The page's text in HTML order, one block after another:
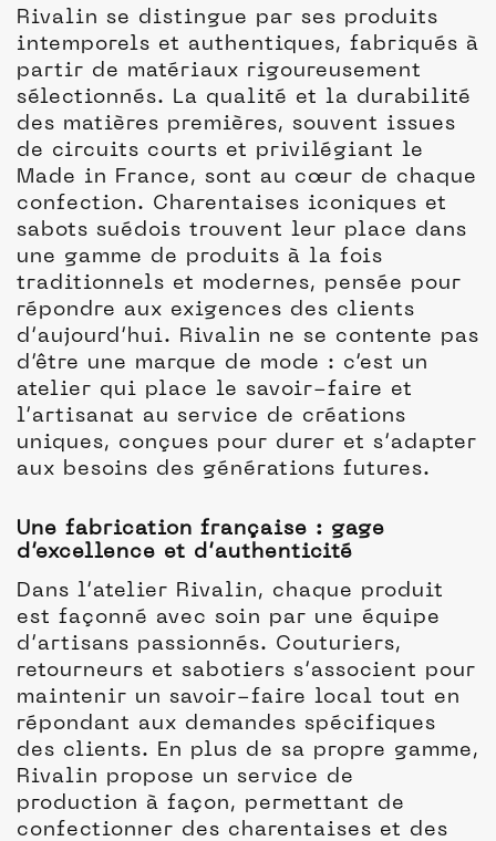
Rivalin se distingue par ses produits
intemporels et authentiques, fabriqués à
partir de matériaux rigoureusement
sélectionnés. La qualité et la durabilité
des matières premières, souvent issues
de circuits courts et privilégiant le
Made in France, sont au cœur de chaque
confection. Charentaises iconiques et
sabots suédois trouvent leur place dans
une gamme de produits à la fois
traditionnels et modernes, pensée pour
répondre aux exigences des clients
d’aujourd’hui. Rivalin ne se contente pas
d’être une marque de mode : c’est un
atelier qui place le savoir-faire et
l’artisanat au service de créations
uniques, conçues pour durer et s’adapter
aux besoins des générations futures.
Une fabrication française : gage
d’excellence et d’authenticité
Dans l’atelier Rivalin, chaque produit
est façonné avec soin par une équipe
d’artisans passionnés. Couturiers,
retourneurs et sabotiers s’associent pour
maintenir un savoir-faire local tout en
répondant aux demandes spécifiques
des clients. En plus de sa propre gamme,
Rivalin propose un service de
production à façon, permettant de
confectionner des charentaises et des